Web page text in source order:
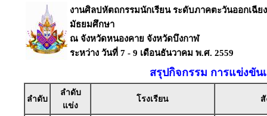
งานศิลปหัตถกรรมนักเรียน ระดับภาคตะวันออกเฉีย
มัธยมศึกษา
ณ จังหวัดหนองคาย จังหวัดบึงกาฬ
ระหว่าง วันที่ 7 - 9 เดือนธันวาคม พ.ศ. 2559
สรุปกิจกรรม การแข่งขัน
ลำดับ
ลำดับ
แข่ง
โรงเรียน